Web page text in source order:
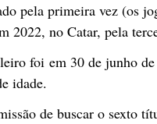
pela primeira vez (os
2022, no Catar, pela
foi em 30 de junho
idade.
de buscar o sexto